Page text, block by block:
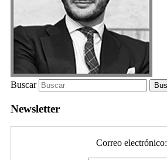
Buscar
Newsletter
Correo electrónico: